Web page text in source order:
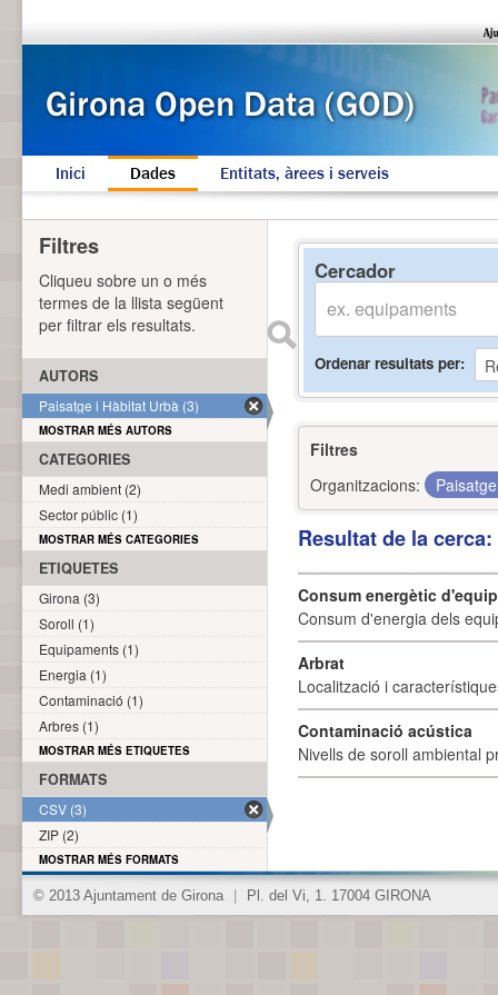
Inici Dades Entitats, àrees i serveis
Cercador
Ordenar resultats per
Filtres
Organitzacions:
Resultat de la
Consum energètic
Consum d'energia dels
Arbrat
Localització i
Contaminació acústica
Nivells de soroll ambiental
Filtres
Cliqueu sobre un o més
termes de la llista següent
per filtrar els resultats.
AUTORS
Paisatge i Hàbitat Urbà (3)
MOSTRAR MÉS AUTORS
CATEGORIES
Medi ambient (2)
Sector públic (1)
MOSTRAR MÉS CATEGORIES
ETIQUETES
Girona (3)
Soroll (1)
Equipaments (1)
Energia (1)
Contaminació (1)
Arbres (1)
MOSTRAR MÉS ETIQUETES
FORMATS
CSV (3)
ZIP (2)
MOSTRAR MÉS FORMATS
© 2013 Ajuntament de Girona Pl. del Vi, 1. 17004 GIRONA